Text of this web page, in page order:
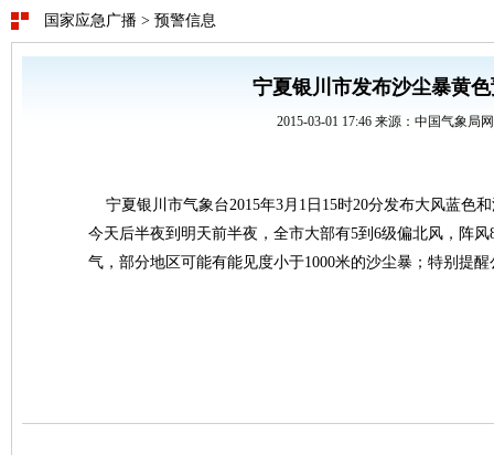
国家应急广播 > 预警信息
宁夏银川市发布沙尘暴黄
2015-03-01 17:46 来源：中国气象局
宁夏银川市气象台2015年3月1日15时20分发布大风蓝色
今天后半夜到明天前半夜，全市大部有5到6级偏北风，阵
气，部分地区可能有能见度小于1000米的沙尘暴；特别提